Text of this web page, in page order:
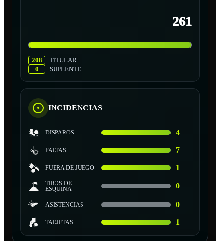
261
208
TITULAR
0
SUPLENTE
INCIDENCIAS
DISPAROS 4
FALTAS 7
FUERA DE JUEGO 1
TIROS DE
ESQUINA
0
ASISTENCIAS 0
TARJETAS 1